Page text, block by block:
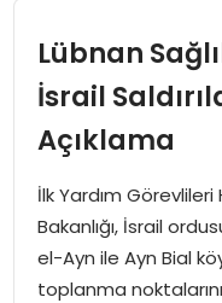
TEKNOLOJI
GÜNCEL
Lübnan
İsrail
Açıklama
İlk Yardım Görevlileri
Bakanlığı, İsrail
el-Ayn ile Ayn Bial
toplanma